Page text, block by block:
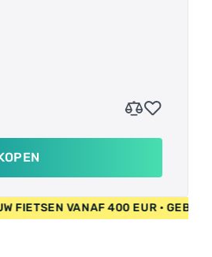
OP NIEUW FIETSEN VANAF 400